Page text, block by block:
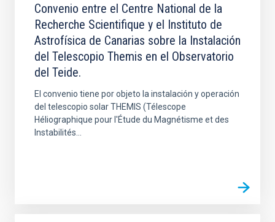
Convenio entre el Centre National de la
Recherche Scientifique y el Instituto de
Astrofísica de Canarias sobre la Instalación
del Telescopio Themis en el Observatorio
del Teide.
El convenio tiene por objeto la instalación y operación
del telescopio solar THEMIS (Télescope
Héliographique pour l'Étude du Magnétisme et des
Instabilités...